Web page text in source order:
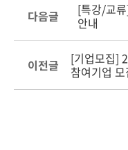
다음글
[특강/교
안내
이전글
[기업모집]
참여기업 모